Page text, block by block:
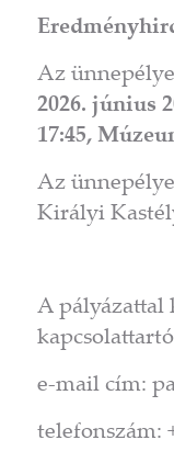
Az
2026. június
17:45,
Az
Királyi
A pályázattal
e-mail cím:
telefonszám: